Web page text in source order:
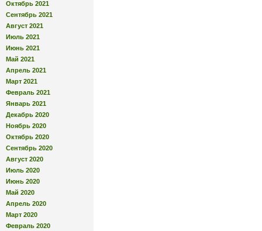
Октябрь 2021
Сентябрь 2021
Август 2021
Июль 2021
Июнь 2021
Май 2021
Апрель 2021
Март 2021
Февраль 2021
Январь 2021
Декабрь 2020
Ноябрь 2020
Октябрь 2020
Сентябрь 2020
Август 2020
Июль 2020
Июнь 2020
Май 2020
Апрель 2020
Март 2020
Февраль 2020